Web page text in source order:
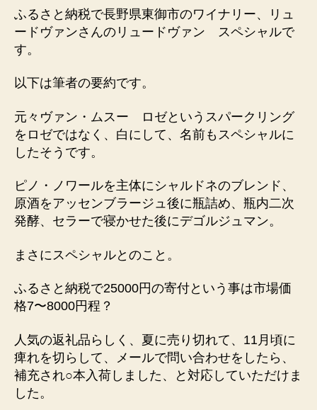
ふるさと納税で長野県東御市のワイナリー、リュ
ードヴァンさんのリュードヴァン スペシャルで
す。
以下は筆者の要約です。
元々ヴァン・ムスー ロゼというスパークリング
をロゼではなく、白にして、名前もスペシャルに
したそうです。
ピノ・ノワールを主体にシャルドネのブレンド、
原酒をアッセンブラージュ後に瓶詰め、瓶内二次
発酵、セラーで寝かせた後にデゴルジュマン。
まさにスペシャルとのこと。
ふるさと納税で25000円の寄付という事は市場価
格7〜8000円程？
人気の返礼品らしく、夏に売り切れて、11月頃に
痺れを切らして、メールで問い合わせをしたら、
補充され○本入荷しました、と対応していただけま
した。